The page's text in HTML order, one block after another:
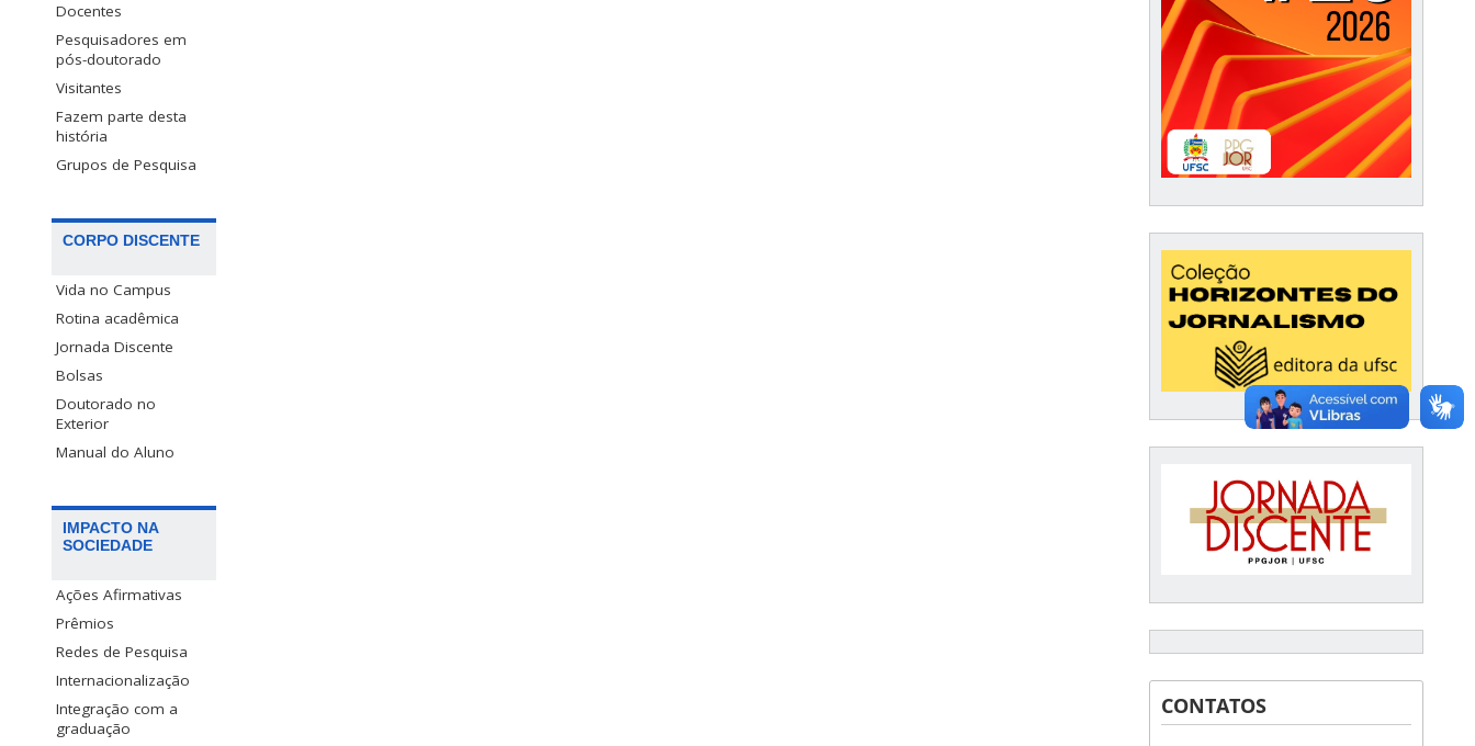
Docentes
Pesquisadores em
pós-doutorado
Visitantes
Fazem parte desta
história
Grupos de Pesquisa
CORPO DISCENTE
Vida no Campus
Rotina acadêmica
Jornada Discente
Bolsas
Doutorado no
Exterior
Manual do Aluno
IMPACTO NA
SOCIEDADE
Ações Afirmativas
Prêmios
Redes de Pesquisa
Internacionalização
Integração com a
graduação
CONTATOS